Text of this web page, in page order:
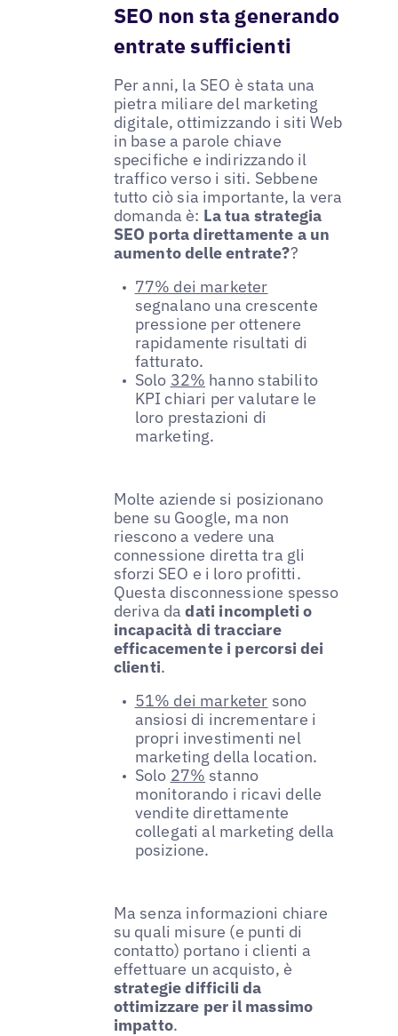
SEO non sta generando
entrate sufficienti
Per anni, la SEO è stata una
pietra miliare del marketing
digitale, ottimizzando i siti Web
in base a parole chiave
specifiche e indirizzando il
traffico verso i siti. Sebbene
tutto ciò sia importante, la vera
domanda è: La tua strategia
SEO porta direttamente a un
aumento delle entrate??
77% dei marketer
segnalano una crescente
pressione per ottenere
rapidamente risultati di
fatturato.
Solo 32% hanno stabilito
KPI chiari per valutare le
loro prestazioni di
marketing.
Molte aziende si posizionano
bene su Google, ma non
riescono a vedere una
connessione diretta tra gli
sforzi SEO e i loro profitti.
Questa disconnessione spesso
deriva dadati incompleti o
incapacità di tracciare
efficacemente i percorsi dei
clienti.
51% dei marketer sono
ansiosi di incrementare i
propri investimenti nel
marketing della location.
Solo 27% stanno
monitorando i ricavi delle
vendite direttamente
collegati al marketing della
posizione.
Ma senza informazioni chiare
su quali misure (e punti di
contatto) portano i clienti a
effettuare un acquisto, è
strategie difficili da
ottimizzare per il massimo
impatto.